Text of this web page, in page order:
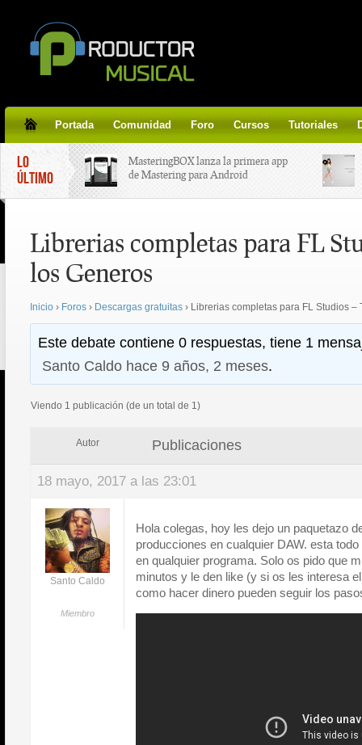
Portada Comunidad Foro Cursos Tutoriales
LO
ÚLTIMO
MasteringBOX lanza la primera app
de Mastering para Android
line gratis!
Korg lanza SDD-3000, el nuevo
Tutorial de CLA Effects, aprende a
aplicar efectos a tus voces.
Librerias completas para FL
los Generos
Inicio › Foros › Descargas gratuitas › Librerias completas para FL Studios –
Este debate contiene 0 respuestas, tiene 1
Santo Caldo hace 9 años, 2 meses.
Viendo 1 publicación (de un total de 1)
Autor Publicaciones
18 mayo, 2017 a las 23:01
Santo Caldo
Miembro
Hola colegas, hoy les dejo un paquetazo
producciones en cualquier DAW. esta
en qualquier programa. Solo os pido que
minutos y le den like (y si os les interesa
como hacer dinero pueden seguir los